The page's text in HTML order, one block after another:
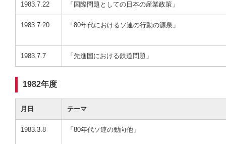
1983.7.22 「国際問題としての日本の産業政策」
1983.7.20 「80年代におけるソ連の行動の源泉」
1983.7.7 「先進国における鉄道問題」
1982年度
月日 テーマ
1983.3.8 「80年代ソ連の動向他」